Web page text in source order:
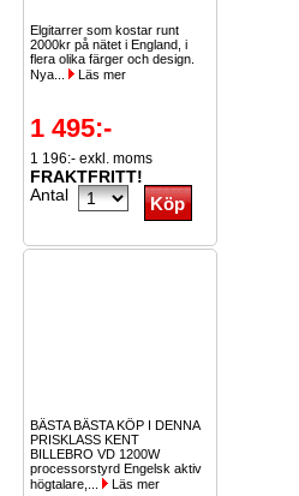
Elgitarrer som kostar runt
2000kr på nätet i England, i
flera olika färger och design.
Nya...
Läs mer
1 495:-
1 196:- exkl. moms
FRAKTFRITT!
Antal
BÄSTA BÄSTA KÖP I DENNA
PRISKLASS KENT
BILLEBRO VD 1200W
processorstyrd Engelsk aktiv
högtalare,...
Läs mer